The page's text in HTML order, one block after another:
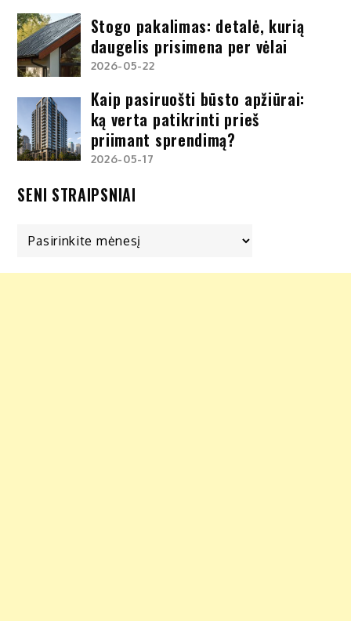
Stogo pakalimas: detalė, kurią
daugelis prisimena per vėlai
2026-05-22
Kaip pasiruošti būsto apžiūrai:
ką verta patikrinti prieš
priimant sprendimą?
2026-05-17
SENI STRAIPSNIAI